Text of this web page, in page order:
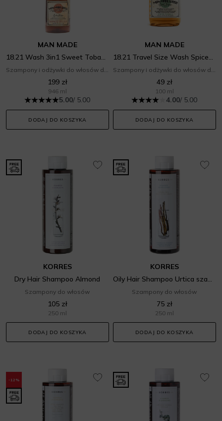
MAN MADE
18.21 Wash 3in1 Sweet Tobacco
Szampony i odżywki do włosów dla mężczyzn
199 zł
946 ml
5.00/ 5.00
DODAJ DO KOSZYKA
MAN MADE
18.21 Travel Size Wash Spiced Vanilla
Szampony i odżywki do włosów dla mężczyzn
49 zł
100 ml
4.00/ 5.00
DODAJ DO KOSZYKA
KORRES
Dry Hair Shampoo Almond
Szampony do włosów
105 zł
250 ml
DODAJ DO KOSZYKA
KORRES
Oily Hair Shampoo Urtica szampon do włosów 2
Szampony do włosów
75 zł
250 ml
DODAJ DO KOSZYKA
-12%